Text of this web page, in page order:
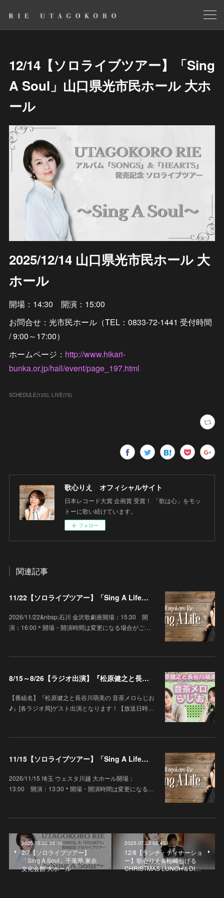
12/14【ソロライブツアー】「Sing
A Soul」山口県光市民ホール 大ホ
ール
2025/12/14 山口県光市民ホール 大
ホール
開場：14:30 開演：15:00
お問合せ：光市民ホール（TEL：0833-72-1441 受付時間
/ 9:00～17:00）
ホームページ： http://www.hikari-
bunka.or.jp/hall/event/page_197.html
SCHEDULE(125) LIVE(75)
歌心りえ オフィシャルサイト
日本レコード大賞 企画賞 受賞！ 「歌は心」をモッ
トーに歌い続けています。
フォロー
関連記事
11/22【ソロライブツアー】「Sing A Life」石川 金沢歌劇座
2026/11/22&nbsp;石川 金沢歌劇座開場：15:30 開
演：16:00＊開場・開演時間は変更になる場合がご…
8/15～8/26【ラジオ出演】『松原健之と長谷川萌美の 音茶メロらじお♪』
【番組名】『松原健之と長谷川萌美の 音茶メロらじお
♪』[各ラジオ局]ゲスト出演となります！【放送日時…
11/15【ソロライブツアー】「Sing A Life」埼玉 ウェスタ川越 大ホール
2026/11/15 埼玉 ウェスタ川越 大ホール開場：
13:00 開演：13:30＊開場・開演時間は変更になる…
2025.10.22 08:10
2/7【ソロライブツアー】
「Sing A Soul」千葉県 東金
文化会館 大ホール
2025.07.23 08:45
12/8【ランチ・ディナーショ
ー】歌心りえ＆松崎しげる
CHRISTMAS LUNCH＆DI…